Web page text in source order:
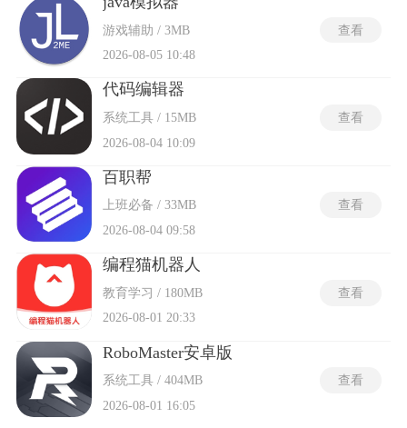
游戏辅助 / 3MB
2026-08-05 10:48
查看
代码编辑器
系统工具 / 15MB
2026-08-04 10:09
查看
百职帮
上班必备 / 33MB
2026-08-04 09:58
查看
编程猫机器人
教育学习 / 180MB
2026-08-01 20:33
查看
RoboMaster安卓版
系统工具 / 404MB
2026-08-01 16:05
查看